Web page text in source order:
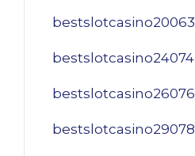
bestslotcasino20063
bestslotcasino24074
bestslotcasino26076
bestslotcasino29078